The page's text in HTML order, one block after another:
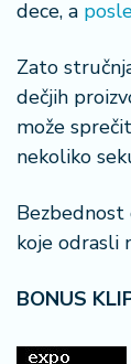
dece, a
Zato
dečjih
može
nekoliko
koje odrasli
BONUS